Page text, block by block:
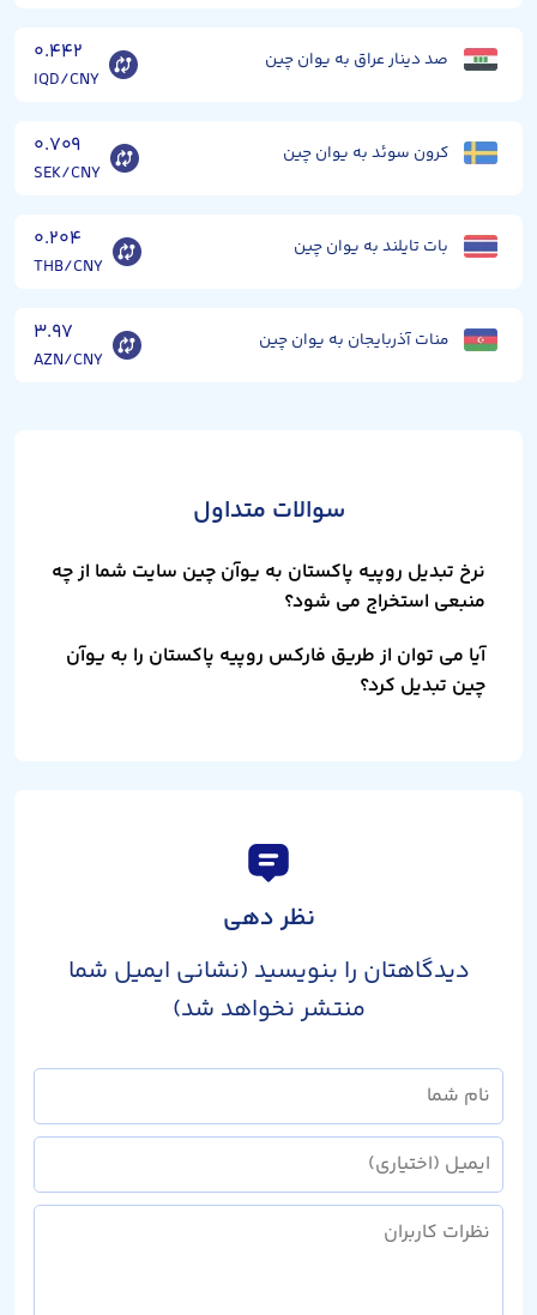
صد دینار عراق به یوان چین ۰.۴۴۲
IQD/CNY
کرون سوئد به یوان چین ۰.۷۰۹
SEK/CNY
بات تایلند به یوان چین ۰.۲۰۴
THB/CNY
منات آذربایجان به یوان چین ۳.۹۷
AZN/CNY
سوالات متداول
نرخ تبدیل روپیه پاکستان به یوآن چین سایت شما از چه
منبعی استخراج می شود؟
آیا می توان از طریق فارکس روپیه پاکستان را به یوآن
چین تبدیل کرد؟
نظر دهی
دیدگاهتان را بنویسید (نشانی ایمیل شما
منتشر نخواهد شد)